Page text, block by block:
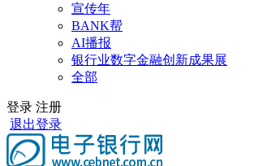
宣传年
BANK帮
AI播报
银行业数字金融创新成果展
全部
登录 注册
退出登录